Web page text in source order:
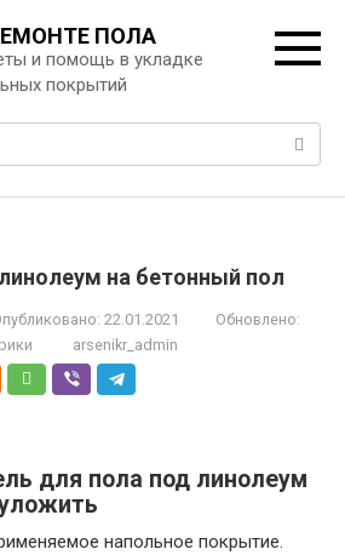
ПОЛА
и помощь в укладке
покрытий
на бетонный пол
22.01.2021
Обновлено:
arsenikr_admin
для пола под линолеум
напольное покрытие.